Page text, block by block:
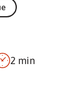
2 min